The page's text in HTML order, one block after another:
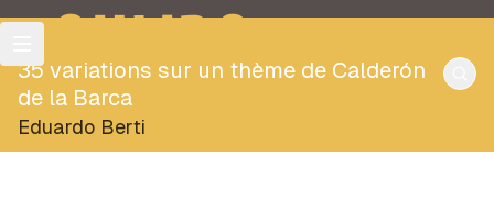
OULIPO
35 variations sur un thème de Calderón
de la Barca
Eduardo Berti